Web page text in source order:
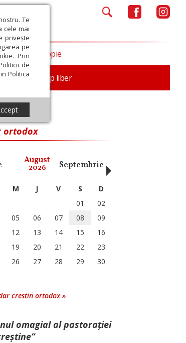
Te
cele mai
privește
pe
Prin
de
Politica
Timp liber
Filantropie
ortodox
August
2026 Septembrie Octombrie
M J V S
D
01
02
05 06 07 08
09
12 13 14 15
16
19 20 21 22
23
26 27 28 29
30
crestin ortodox »
omagial al pastorației